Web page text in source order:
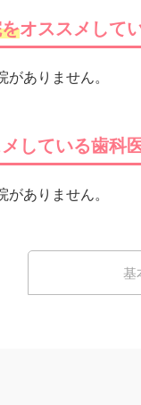
オススメして
がありません。
している歯科
がありません。
基